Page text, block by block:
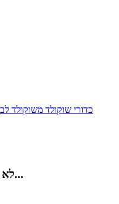
כדורי שוקולד משוקולד
לא כדאי לפספס...